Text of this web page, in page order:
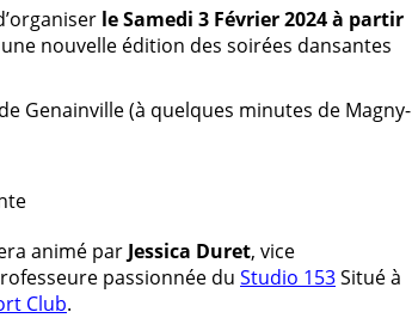
le Samedi 3 Février 2024 à partir
nouvelle édition des soirées dansantes
Genainville (à quelques minutes de Magny-
animé par Jessica Duret, vice
passionnée du Studio 153Situé à
Club.